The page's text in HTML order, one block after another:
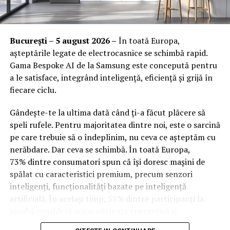
Orange Shop Victoriei (9:00 – 18:00)
Orange Shop Park Lake (12:00 – 20:00)
Incepand cu luni, 3.08, batarile pot fi comandate si prin
aplicatia WOLT.
Vineri, 7 august: 10:00 – 13:00
Ridicarea bratarilor inainte de festival se poate face
exclusiv de catre detinatorii de abonamente sau invitatii
de tip full pass.
Accesul in festival
București – 5 august 2026 – În toată Europa,
așteptările legate de electrocasnice se schimbă rapid.
Gama Bespoke AI de la Samsung este concepută pentru
a le satisface, integrând inteligență, eficiență și grijă în
fiecare ciclu.
Gândește-te la ultima dată când ți-a făcut plăcere să
speli rufele. Pentru majoritatea dintre noi, este o sarcină
pe care trebuie să o îndeplinim, nu ceva ce așteptăm cu
nerăbdare. Dar ceva se schimbă. În toată Europa,
73% dintre consumatori spun că își doresc mașini de
spălat cu caracteristici premium, precum senzori
inteligenți, funcționalități bazate pe inteligență
artificială. În același timp, 53% dintre participanți la
optimizarea bazată pe inteligență artificială drept